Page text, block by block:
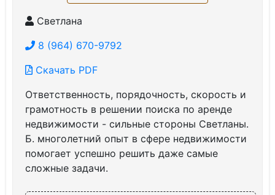
Светлана
8 (964) 670-9792
Скачать PDF
Ответственность, порядочность, скорость и
грамотность в решении поиска по аренде
недвижимости - сильные стороны Светланы.
Б. многолетний опыт в сфере недвижимости
помогает успешно решить даже самые
сложные задачи.